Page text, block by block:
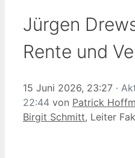
Jürgen
Rente und
15 Juni 2026, 23:27 ·
22:44 von Patrick
Birgit Schmitt, Leiter